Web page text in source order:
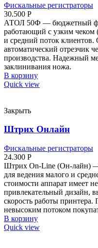
Фискальные регистраторы
30.500 Р
АТОЛ 50Ф — бюджетный
работающий с узким чеком
и средний поток клиентов.
автоматический отрезчик
производства. Надежный
заклинивания ножа.
В корзину
Quick view
Закрыть
Штрих Онлайн
Фискальные регистраторы
24.300 Р
Штрих On-Line (Он-лайн) —
для ведения малого и
стоимости аппарат имеет
привлекательный дизайн,
скорость работы принтера.
невысоким потоком
В корзину
Quick view